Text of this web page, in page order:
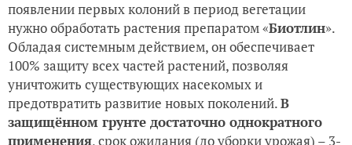
появлении первых колоний в период вегетации
нужно обработать растения препаратом «Биотлин».
Обладая системным действием, он обеспечивает
100% защиту всех частей растений, позволяя
уничтожить существующих насекомых и
предотвратить развитие новых поколений.В
защищённом грунте достаточно однократного
применения, срок ожидания (до уборки урожая) – 3-